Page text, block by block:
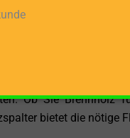
Leistung. Im
von Treibstoff oder
dieses
Ob Sie Brennholz
bietet die nötige